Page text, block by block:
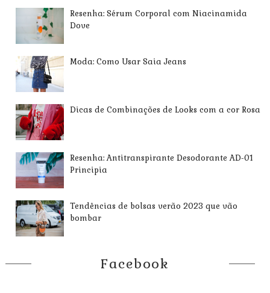
Resenha: Sérum Corporal com Niacinamida
Dove
Moda: Como Usar Saia Jeans
Dicas de Combinações de Looks com a cor Rosa
Resenha: Antitranspirante Desodorante AD-01
Principia
Tendências de bolsas verão 2023 que vão
bombar
Facebook